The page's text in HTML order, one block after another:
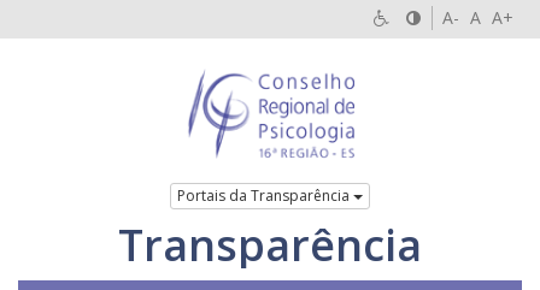
A- A A+
Portais da Transparência
Transparência